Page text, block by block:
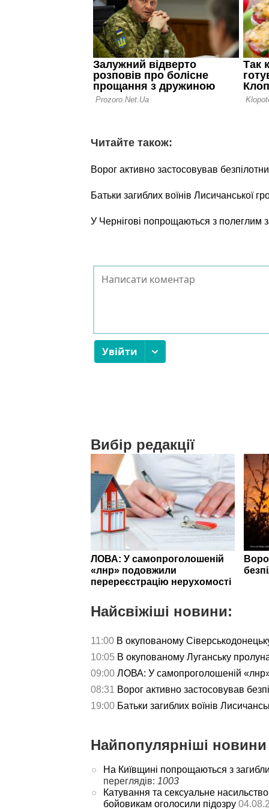
Читайте також:
Ворог активно застосовував
Батьки загиблих воїнів Лисичанської
У Чернігові попрощаються з
Вибір редакції
ЛОВА: У самопроголошеній
«лнр» подовжили
перереєстрацію нерухомості
Найсвіжіші новини:
11:00 В окупованому
10:05 В окупованому Луганську
09:00 ЛОВА: У самопроголошеній
08:31 Ворог активно застосовував
19:00 Батьки загиблих воїнів
Найпопулярніші
На Київщині попрощаються з
переглядів: 1003
Катування та сексуальне
бойовикам оголосили підозру